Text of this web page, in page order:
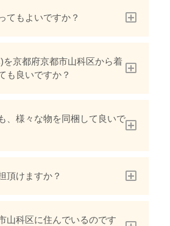
てもよいですか？
を京都府京都市山科区から着
も良いですか？
、様々な物を同梱して良いで
頂けますか？
山科区に住んでいるのです